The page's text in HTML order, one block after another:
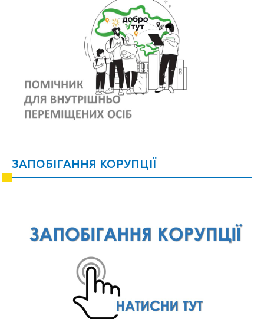
ЗАПОБІГАННЯ КОРУПЦІЇ